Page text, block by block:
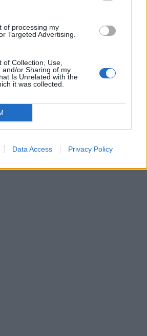
of processing my
Targeted Advertising.
of Collection, Use,
and/or Sharing of my
Is Unrelated with the
it was collected.
Data Access Privacy Policy